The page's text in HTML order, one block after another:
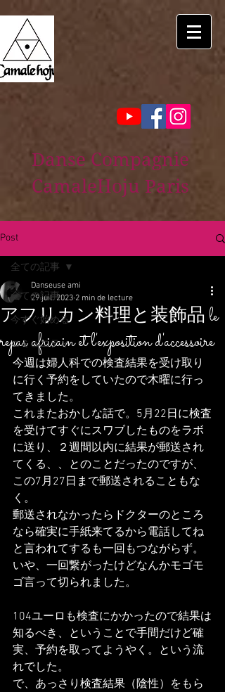
Danse Compagnie
CamaleHoju Paris
Post
全ての記事
今すぐ始める
コミュニティ
全ての記事
アフリカン料理と装飾品 le
repas africain et l'exposition d'accessoire
Danseuse ami
29 juil. 2023 2 min de lecture
今週は婦人科での検査結果を受け取り
に行く予約をしていたので木曜に行っ
てきました。
これまたおかしな話で。5月22日に検査
を受けてすぐにスワブしたものをラボ
に送り、２週間以内に結果が郵送され
てくる、、とのことだったのですが、
この7月27日まで郵送されることもな
く。
郵送されなかったらドクターのところ
なら確実に手紙来てるから電話してね
と言われてするも一回もつながらず。
いや、一回繋がったけどなんかモゴモ
ゴ言って切られました。
104ユーロも検査にかかったので結果は
知るべき、ということで手間だけど確
実、予約を取ってようやく。という流
れでした。
で、あっさり検査結果（陰性）をもら